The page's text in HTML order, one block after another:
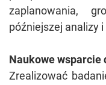
zaplanowania,
późniejszej analizy
Naukowe wsparcie
Zrealizować